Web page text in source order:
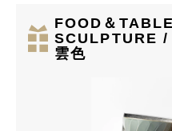
FOOD＆
SCULPTURE /
雲色